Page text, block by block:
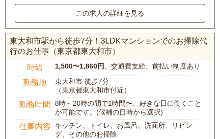
この求人の詳細を見る
東大和市駅から徒歩7分！3LDKマンションでのお掃除代
行のお仕事（東京都東大和市）
時給 1,500〜1,860円、交通費支給、前払い制度あり
勤務地
東大和市 徒歩7分
（東京都東大和市付近）
勤務時間
8時～20時の間で1時間〜、好きな日に働くこと
が可能です。(候補の日時から選択)
仕事内容
キッチン、トイレ、お風呂、洗面所、リビン
グ、その他のお掃除